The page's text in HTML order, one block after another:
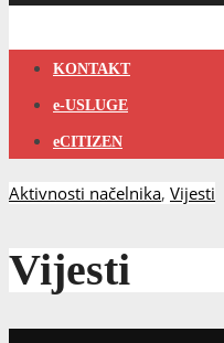
KONTAKT
e-USLUGE
eCITIZEN
Aktivnosti načelnika, Vijesti
Vijesti